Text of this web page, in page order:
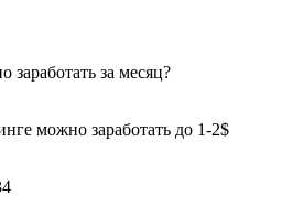
заработать за месяц?
можно заработать до 1-2$